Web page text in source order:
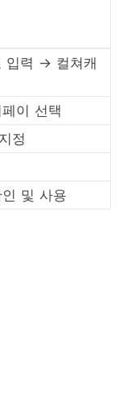
입력 → 컬쳐캐
이 선택
정
및 사용